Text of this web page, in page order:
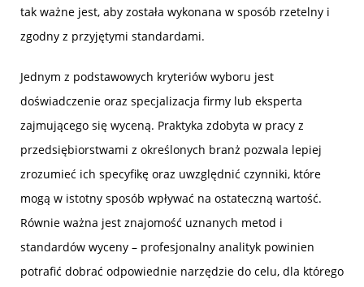
tak ważne jest, aby została wykonana w sposób rzetelny i
zgodny z przyjętymi standardami.
Jednym z podstawowych kryteriów wyboru jest
doświadczenie oraz specjalizacja firmy lub eksperta
zajmującego się wyceną. Praktyka zdobyta w pracy z
przedsiębiorstwami z określonych branż pozwala lepiej
zrozumieć ich specyfikę oraz uwzględnić czynniki, które
mogą w istotny sposób wpływać na ostateczną wartość.
Równie ważna jest znajomość uznanych metod i
standardów wyceny – profesjonalny analityk powinien
potrafić dobrać odpowiednie narzędzie do celu, dla którego